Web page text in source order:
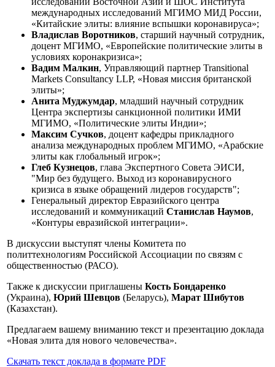
международных исследований МГИМО МИД России,
«Китайские элиты: влияние вспышки коронавируса»;
Владислав Воротников, старший научный сотрудник,
доцент МГИМО, «Европейские политические элиты в
условиях коронакризиса»;
Вадим Малкин, Управляющий партнер Transitional
Markets Consultancy LLP, «Новая миссия британской
элиты»;
Анита Муджумдар, младший научный сотрудник
Центра экспертизы санкционной политики ИМИ
МГИМО, «Политические элиты Индии»;
Максим Сучков, доцент кафедры прикладного
анализа международных проблем МГИМО, «Арабские
элиты как глобальный игрок»;
Глеб Кузнецов, глава Экспертного Совета ЭИСИ,
"Мир без будущего. Выход из коронавирусного
кризиса в языке обращений лидеров государств";
Генеральный директор Евразийского центра
исследований и коммуникаций Станислав Наумов,
«Контуры евразийской интеграции».
В дискуссии выступят члены Комитета по
политтехнологиям Российской Ассоциации по связям с
общественностью (РАСО).
Также к дискуссии приглашены Кость Бондаренко
(Украина), Юрий Шевцов (Беларусь), Марат Шибутов
(Казахстан).
Предлагаем вашему вниманию текст и презентацию доклада
«Новая элита для нового человечества».
Скачать текст доклада в формате PDF